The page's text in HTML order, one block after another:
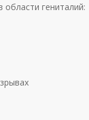
области гениталий: